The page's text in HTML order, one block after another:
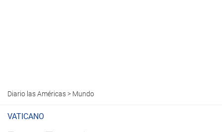
Diario las Américas> Mundo
VATICANO